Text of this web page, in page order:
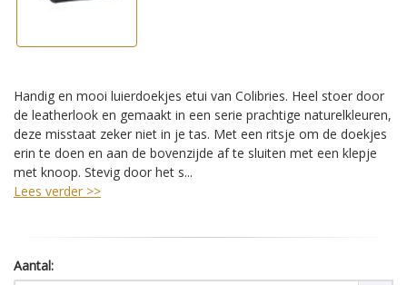
Handig en mooi luierdoekjes etui van Colibries. Heel stoer door
de leatherlook en gemaakt in een serie prachtige naturelkleuren,
deze misstaat zeker niet in je tas. Met een ritsje om de doekjes
erin te doen en aan de bovenzijde af te sluiten met een klepje
met knoop. Stevig door het s...
Lees verder >>
Aantal: